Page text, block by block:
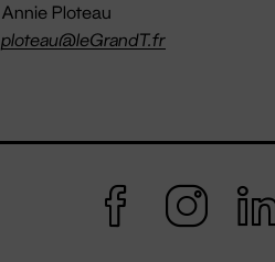
Annie Ploteau
ploteau@leGrandT.fr